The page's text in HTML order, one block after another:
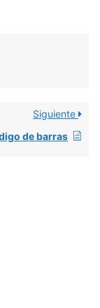
Siguiente
de barras